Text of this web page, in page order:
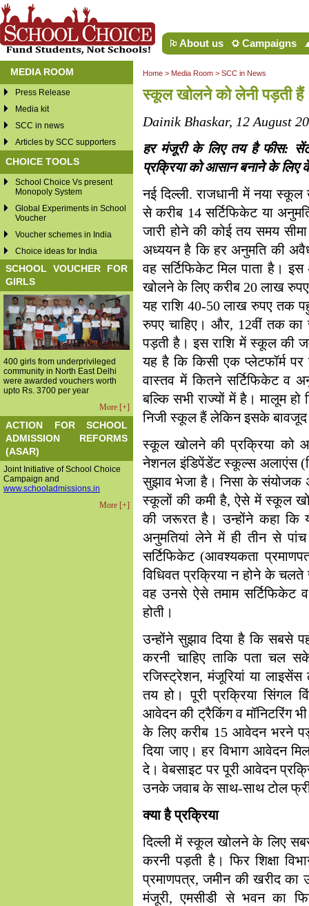
About us Campaigns
MEDIA ROOM
Press Release
Media kit
SCC in news
Articles by SCC supporters
CHOICE TOOLS
School Choice Vs present
Monopoly System
Global Experiments in School
Voucher
Voucher schemes in India
Choice ideas for India
SCHOOL VOUCHER FOR
GIRLS
400 girls from underprivileged
community in North East Delhi
were awarded vouchers worth
upto Rs. 3700 per year
More [+]
ACTION FOR SCHOOL
ADMISSION REFORMS
(ASAR)
Joint Initiative of School Choice
Campaign and
www.schooladmissions.in
More [+]
Home > Media Room > SCC in News
स्कूल खोलने को लेनी पड़ती हैं
Dainik Bhaskar, 12 August
हर मंजूरी के लिए तय है फीस:
प्रक्रिया को आसान बनाने के
नई दिल्ली. राजधानी में नया
से करीब 14 सर्टिफिकेट या
जारी होने की कोई तय समय
अध्ययन है कि हर अनुमति की
वह सर्टिफिकेट मिल पाता है।
खोलने के लिए करीब 20 लाख
यह राशि 40-50 लाख रुपए तक
रुपए चाहिए। और, 12वीं तक
पड़ती है। इस राशि में स्कूल की
यह है कि किसी एक प्लेटफॉर्म
वास्तव में कितने सर्टिफिकेट व
बल्कि सभी राज्यों में है। मालूम
निजी स्कूल हैं लेकिन इसके बावजूद
स्कूल खोलने की प्रक्रिया को
नेशनल इंडिपेंडेंट स्कूल्स अलाएंस
सुझाव भेजा है। निसा के संयोजक
स्कूलों की कमी है, ऐसे में स्कूल
की जरूरत है। उन्होंने कहा
अनुमतियां लेने में ही तीन से
सर्टिफिकेट (आवश्यकता
विधिवत प्रक्रिया न होने के
वह उनसे ऐसे तमाम सर्टिफिकेट
होती।
उन्होंने सुझाव दिया है कि सबसे
करनी चाहिए ताकि पता चल
रजिस्ट्रेशन, मंजूरियां या
तय हो। पूरी प्रक्रिया सिंगल
आवेदन की ट्रैकिंग व मॉनिटरिंग
के लिए करीब 15 आवेदन भरने
दिया जाए। हर विभाग आवेदन
दे। वेबसाइट पर पूरी आवेदन
उनके जवाब के साथ-साथ टोल
क्या है प्रक्रिया
दिल्ली में स्कूल खोलने के लिए
करनी पड़ती है। फिर शिक्षा
प्रमाणपत्र, जमीन की खरीद का
मंजूरी, एमसीडी से भवन का